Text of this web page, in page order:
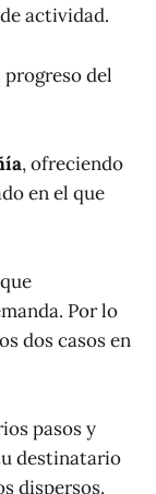
actividad.
progreso del
, ofreciendo
en el que
Por lo
dos casos en
pasos y
destinatario
dispersos.